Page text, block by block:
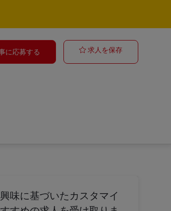
に応募する 求人を保存
味に基づいたカスタマイ